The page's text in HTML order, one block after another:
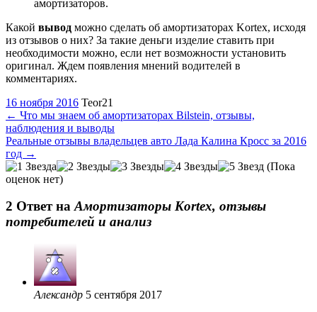
амортизаторов.
Какой вывод можно сделать об амортизаторах Kortex, исходя
из отзывов о них? За такие деньги изделие ставить при
необходимости можно, если нет возможности установить
оригинал. Ждем появления мнений водителей в
комментариях.
16 ноября 2016 Teor21
← Что мы знаем об амортизаторах Bilstein, отзывы,
наблюдения и выводы
Реальные отзывы владельцев авто Лада Калина Кросс за 2016
год →
(Пока
оценок нет)
2 Oтвет наАмортизаторы Kortex, отзывы
потребителей и анализ
Александр 5 сентября 2017